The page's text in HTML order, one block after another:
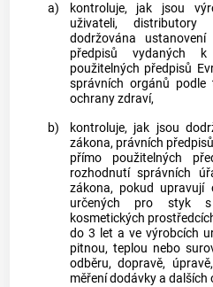
a)
kontroluje, jak jsou
uživateli,
dodržována
předpisů vydaných
použitelných předpisů
správních orgánů
ochrany zdraví,
b)
kontroluje, jak jsou
zákona, právních
přímo použitelných
rozhodnutí správních
zákona, pokud upravují
určených pro styk s
kosmetických
do 3 let a ve výrobcích
pitnou, teplou nebo
odběru, dopravě,
měření dodávky a dalších